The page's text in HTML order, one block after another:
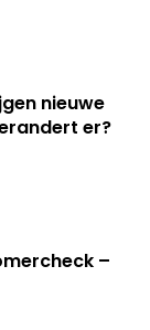
nieuwe
er?
–